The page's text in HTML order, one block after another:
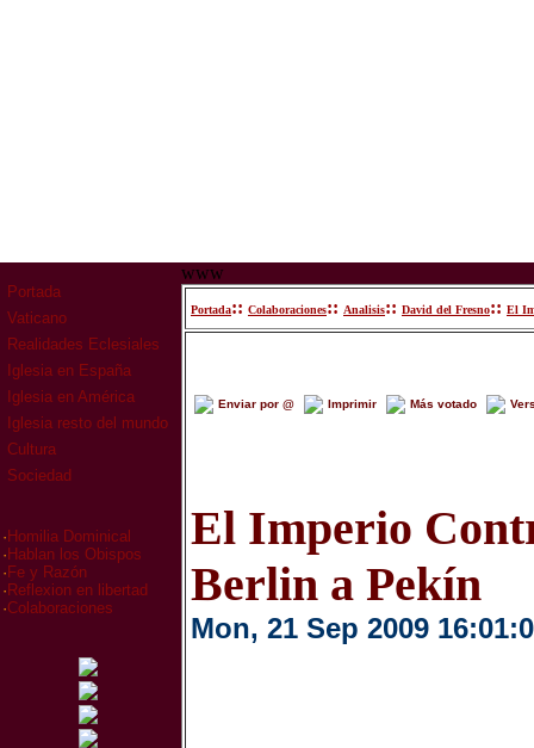
Portada
Vaticano
Realidades Eclesiales
Iglesia en España
Iglesia en América
Iglesia resto del mundo
Cultura
Sociedad
· Homilia Dominical
· Hablan los Obispos
· Fe y Razón
· Reflexion en libertad
·Colaboraciones
www
Portada:: Colaboraciones:: Analisis:: David del Fresno:: El
Enviar por @ Imprimir Más votado
El Imperio
Berlin a Pekín
Mon, 21 Sep 2009